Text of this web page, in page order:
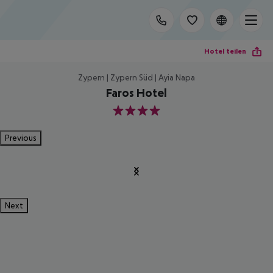
Hotel teilen
Zypern | Zypern Süd | Ayia Napa
Faros Hotel
4
Previous
Next